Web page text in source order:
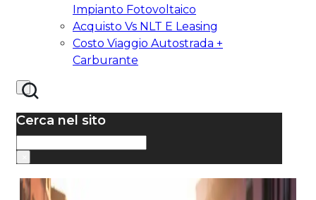
Impianto Fotovoltaico
Acquisto Vs NLT E Leasing
Costo Viaggio Autostrada +
Carburante
Cerca nel sito